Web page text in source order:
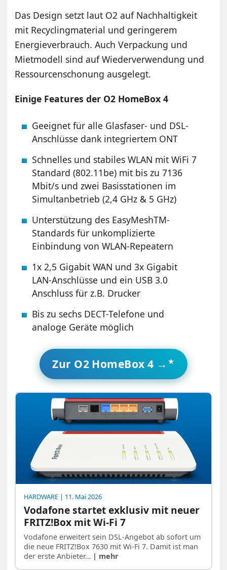
Das Design setzt laut O2 auf Nachhaltigkeit
mit Recyclingmaterial und geringerem
Energieverbrauch. Auch Verpackung und
Mietmodell sind auf Wiederverwendung und
Ressourcenschonung ausgelegt.
Einige Features der O2 HomeBox 4
Geeignet für alle Glasfaser- und DSL-
Anschlüsse dank integriertem ONT
Schnelles und stabiles WLAN mit WiFi 7
Standard (802.11be) mit bis zu 7136
Mbit/s und zwei Basisstationen im
Simultanbetrieb (2,4 GHz & 5 GHz)
Unterstützung des EasyMeshTM-
Standards für unkomplizierte
Einbindung von WLAN-Repeatern
1x 2,5 Gigabit WAN und 3x Gigabit
LAN-Anschlüsse und ein USB 3.0
Anschluss für z.B. Drucker
Bis zu sechs DECT-Telefone und
analoge Geräte möglich
Zur O2 HomeBox 4 →
HARDWARE | 11. Mai 2026
Vodafone startet exklusiv mit neuer
FRITZ!Box mit Wi-Fi 7
Vodafone erweitert sein DSL-Angebot ab sofort um
die neue FRITZ!Box 7630 mit Wi-Fi 7. Damit ist man
der erste Anbieter… | mehr